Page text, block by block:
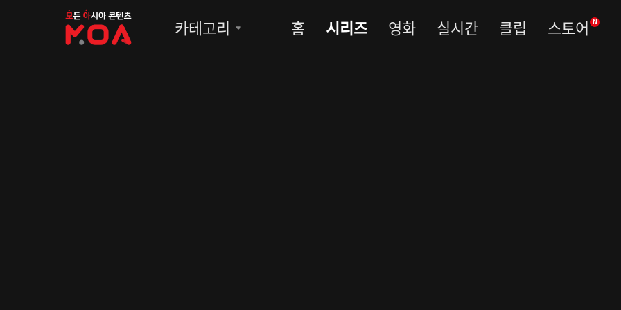
MOA
카테고리 홈 시리즈 영화 실시간 클립 스토어 N